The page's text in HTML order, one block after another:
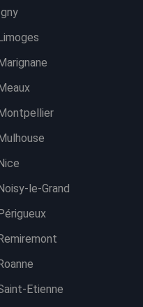
le-Grand
Etienne